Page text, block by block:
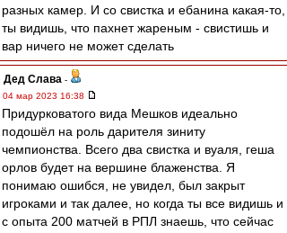
разных камер. И со свистка и ебанина какая-то,
ты видишь, что пахнет жареным - свистишь и
вар ничего не может сделать
Дед Слава -
04 мар 2023 16:38
Придурковатого вида Мешков идеально
подошёл на роль дарителя зиниту
чемпионства. Всего два свистка и вуаля, геша
орлов будет на вершине блаженства. Я
понимаю ошибся, не увидел, был закрыт
игроками и так далее, но когда ты все видишь и
с опыта 200 матчей в РПЛ знаешь, что сейчас